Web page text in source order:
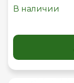
В наличии